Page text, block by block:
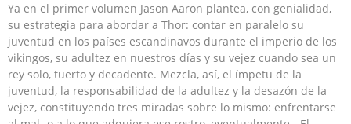
Ya en el primer volumen Jason Aaron plantea, con genialidad,
su estrategia para abordar a Thor: contar en paralelo su
juventud en los países escandinavos durante el imperio de los
vikingos, su adultez en nuestros días y su vejez cuando sea un
rey solo, tuerto y decadente. Mezcla, así, el ímpetu de la
juventud, la responsabilidad de la adultez y la desazón de la
vejez, constituyendo tres miradas sobre lo mismo: enfrentarse